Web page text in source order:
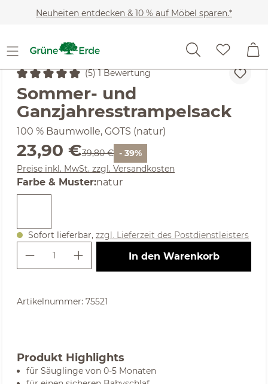
Zum Hauptinhalt springen
Neuheiten entdecken & 10 % auf Möbel sparen.*
Kinder Baby-Erstausstattung
Durchschnittliche Bewertung von 5 von 5 Sternen
(5) 1 Bewertung
Sommer- und
Ganzjahresstrampelsack
100 % Baumwolle, GOTS (natur)
Verkaufspreis:
23,90 €Regulärer Preis:
39,80 € - 39%
Preise inkl. MwSt. zzgl. Versandkosten
Farbe & Musterauswählen
:natur
Sofort lieferbar, zzgl. Lieferzeit des Postdienstleisters
Produkt Anzahl: Gib den
In den Warenkorb
Artikelnummer: 75521
Produkt Highlights
für Säuglinge von 0-5 Monaten